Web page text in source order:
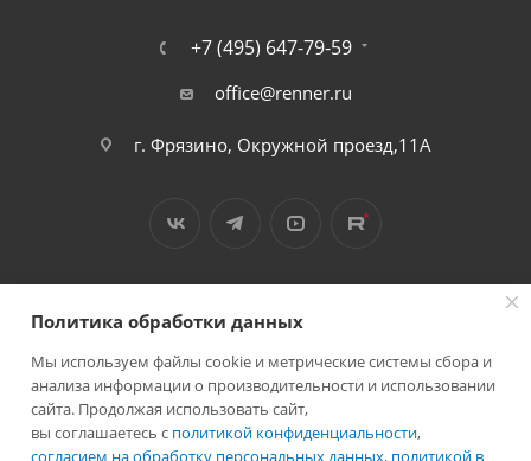
+7 (495) 647-79-59
office@renner.ru
г. Фрязино, Окружной проезд,11А
2026 © Лига - каталог лакокрасочных покрытий
Политика обработки данных
Мы используем файлы cookie и метрические системы сбора и
анализа информации о производительности и использовании
сайта. Продолжая использовать сайт,
вы соглашаетесь с политикой конфиденциальности,
согласием на обработку персональных данных, политикой в